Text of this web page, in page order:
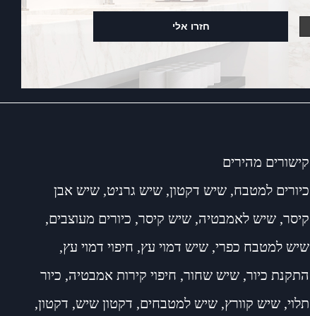
קישורים מהירים
כיורים למטבח, שיש דקטון, שיש גרניט, שיש אבן
קיסר, שיש לאמבטיה, שיש קיסר, כיורים מעוצבים,
שיש למטבח כפרי, שיש דמוי עץ, חיפוי דמוי עץ,
התקנת כיור, שיש שחור, חיפוי קירות אמבטיה, כיור
תלוי, שיש קוורץ, שיש למטבחים, דקטון שיש, דקטון,